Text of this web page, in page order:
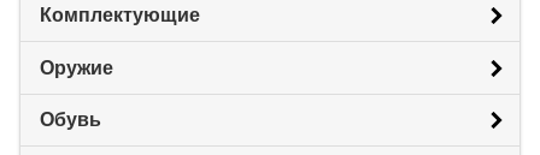
Комплектующие
Оружие
Обувь